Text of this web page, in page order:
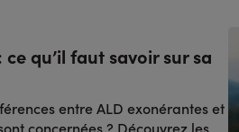
qu’il faut savoir sur sa
entre ALD exonérantes et
concernées ? Découvrez les